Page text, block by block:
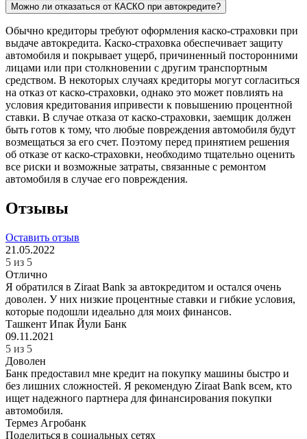
Можно ли отказаться от КАСКО при автокредите?
Обычно кредиторы требуют оформления каско-страховки при
выдаче автокредита. Каско-страховка обеспечивает защиту
автомобиля и покрывает ущерб, причиненный посторонними
лицами или при столкновении с другим транспортным
средством. В некоторых случаях кредиторы могут согласиться
на отказ от каско-страховки, однако это может повлиять на
условия кредитования ипривести к повышению процентной
ставки. В случае отказа от каско-страховки, заемщик должен
быть готов к тому, что любые повреждения автомобиля будут
возмещаться за его счет. Поэтому перед принятием решения
об отказе от каско-страховки, необходимо тщательно оценить
все риски и возможные затраты, связанные с ремонтом
автомобиля в случае его повреждения.
Отзывы
Оставить отзыв
21.05.2022
5 из 5
Отлично
Я обратился в Ziraat Bank за автокредитом и остался очень
доволен. У них низкие процентные ставки и гибкие условия,
которые подошли идеально для моих финансов.
Ташкент Ипак Йули Банк
09.11.2021
5 из 5
Доволен
Банк предоставил мне кредит на покупку машины быстро и
без лишних сложностей. Я рекомендую Ziraat Bank всем, кто
ищет надежного партнера для финансирования покупки
автомобиля.
Термез Агробанк
Поделиться в социальных сетях